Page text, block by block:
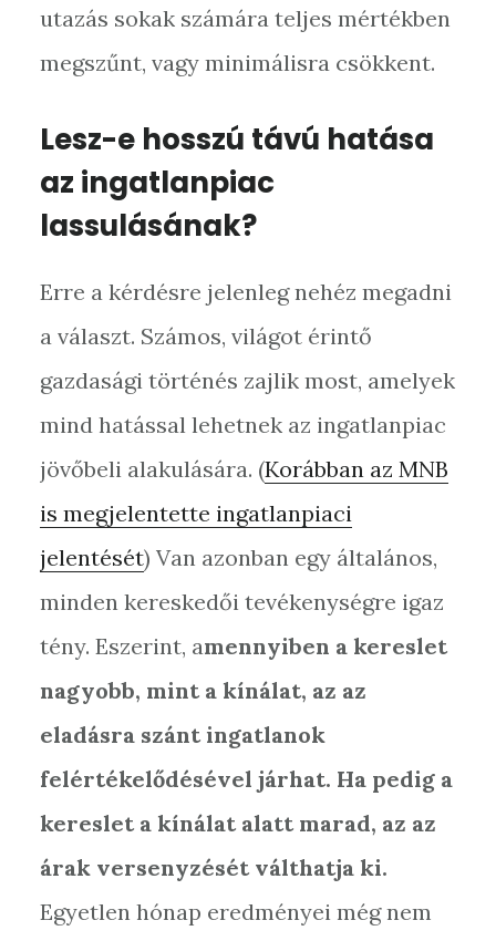
utazás sokak számára teljes mértékben
megszűnt, vagy minimálisra csökkent.
Lesz-e hosszú távú hatása
az ingatlanpiac
lassulásának?
Erre a kérdésre jelenleg nehéz megadni
a választ. Számos, világot érintő
gazdasági történés zajlik most, amelyek
mind hatással lehetnek az ingatlanpiac
jövőbeli alakulására. (Korábban az MNB
is megjelentette ingatlanpiaci
jelentését) Van azonban egy általános,
minden kereskedői tevékenységre igaz
tény. Eszerint, amennyiben a kereslet
nagyobb, mint a kínálat, az az
eladásra szánt ingatlanok
felértékelődésével járhat. Ha pedig a
kereslet a kínálat alatt marad, az az
árak versenyzését válthatja ki.
Egyetlen hónap eredményei még nem